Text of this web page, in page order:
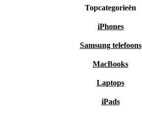
Topcategorieën
iPhones
Samsung telefoons
MacBooks
Laptops
iPads